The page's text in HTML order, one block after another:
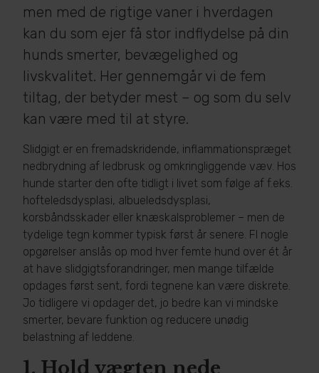
men med de rigtige vaner i hverdagen
kan du som ejer få stor indflydelse på din
hunds smerter, bevægelighed og
livskvalitet. Her gennemgår vi de fem
tiltag, der betyder mest – og som du selv
kan være med til at styre.
Slidgigt er en fremadskridende, inflammationspræget
nedbrydning af ledbrusk og omkringliggende væv. Hos
hunde starter den ofte tidligt i livet som følge af f.eks.
hofteledsdysplasi, albueledsdysplasi,
korsbåndsskader eller knæskalsproblemer – men de
tydelige tegn kommer typisk først år senere. FI nogle
opgørelser anslås op mod hver femte hund over ét år
at have slidgigtsforandringer, men mange tilfælde
opdages først sent, fordi tegnene kan være diskrete.
Jo tidligere vi opdager det, jo bedre kan vi mindske
smerter, bevare funktion og reducere unødig
belastning af leddene.
1. Hold vægten nede